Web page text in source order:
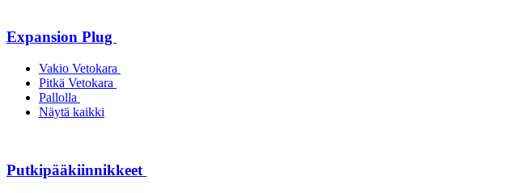
Expansion Plug
Vakio Vetokara
Pitkä Vetokara
Pallolla
Näytä kaikki
Putkipääkiinnikkeet